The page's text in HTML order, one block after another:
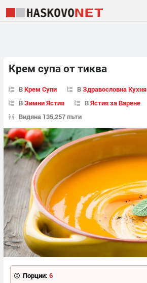
Крем супа от тиква
ВКрем Супи ВЗдравословна Кухня
ВЗимни Ястия ВЯстия за Варене
Видяна 135,257 пъти
Порции: 6